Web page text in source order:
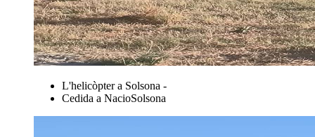
L'helicòpter a Solsona -
Cedida a NacioSolsona